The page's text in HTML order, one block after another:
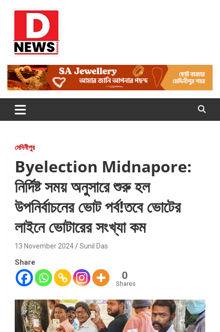
Dnews
#Medinipur24X7News
মেদিনীপুর
Byelection Midnapore:
নির্দিষ্ট সময় অনুসারে শুরু হল
উপনির্বাচনের ভোট পর্ব!তবে ভোটের
লাইনে ভোটারের সংখ্যা কম
13 November 2024 Sunil Das
Share
0
Shares